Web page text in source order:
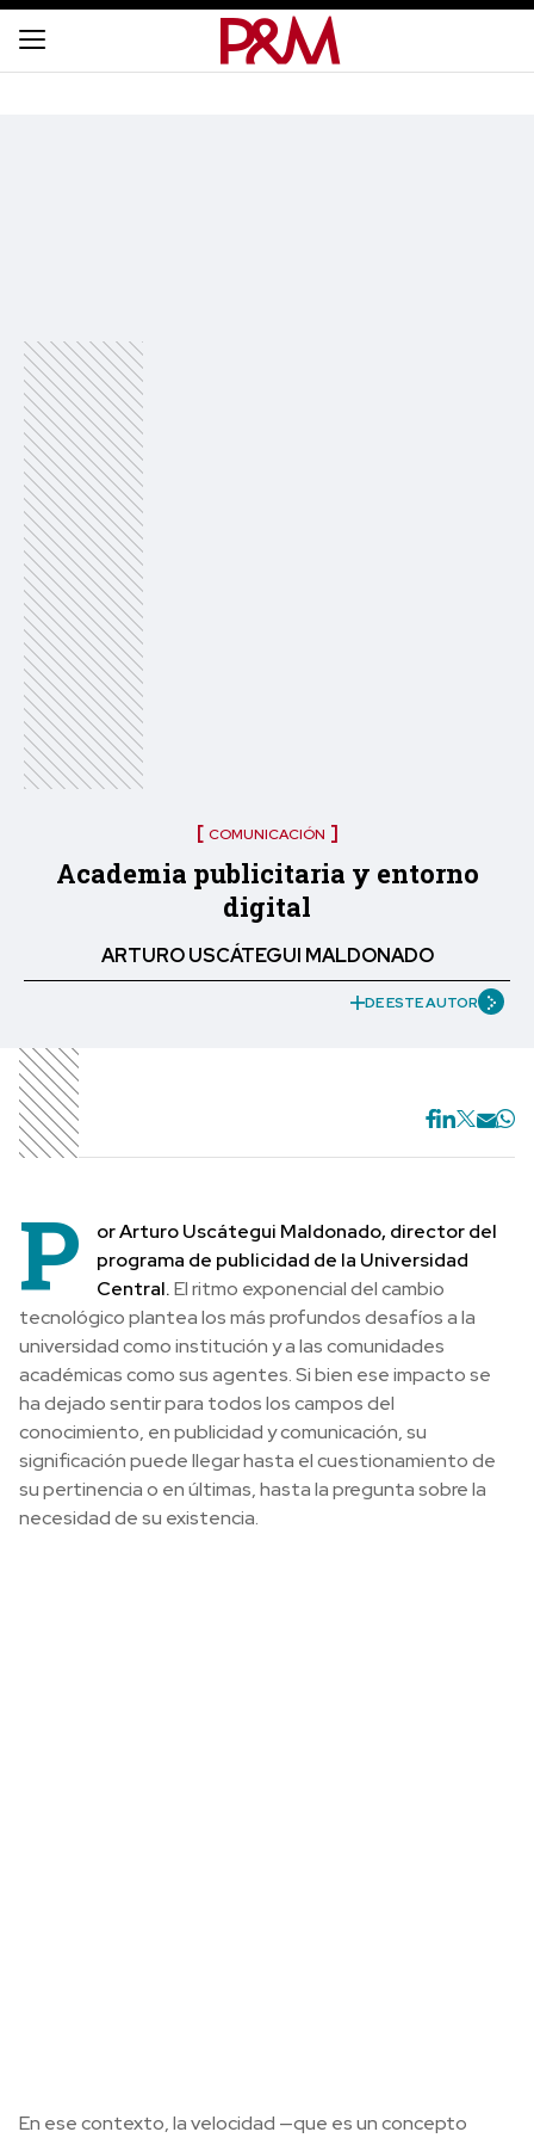
COMUNICACIÓN
Academia publicitaria y entorno
digital
ARTURO USCÁTEGUI MALDONADO
DE ESTE AUTOR
P
or Arturo Uscátegui Maldonado, director del
programa de publicidad de la Universidad
Central.El ritmo exponencial del cambio
tecnológico plantea los más profundos desafíos a la
universidad como institución y a las comunidades
académicas como sus agentes. Si bien ese impacto se
ha dejado sentir para todos los campos del
conocimiento, en publicidad y comunicación, su
significación puede llegar hasta el cuestionamiento de
su pertinencia o en últimas, hasta la pregunta sobre la
necesidad de su existencia.
En ese contexto, la velocidad —que es un concepto